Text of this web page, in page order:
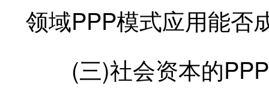
领域PPP模式应用能否
(三)社会资本的PPP